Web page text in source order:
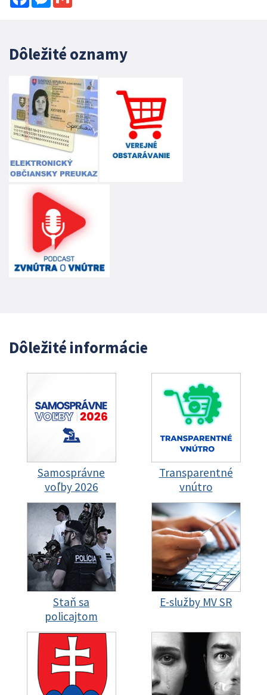
Dôležité oznamy
Dôležité informácie
Samosprávne
voľby 2026
Transparentné
vnútro
Staň sa
policajtom
E-služby MV SR